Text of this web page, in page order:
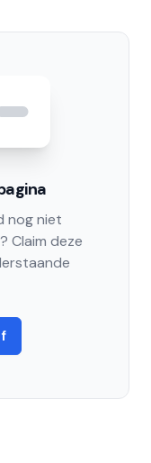
nog niet
Claim deze